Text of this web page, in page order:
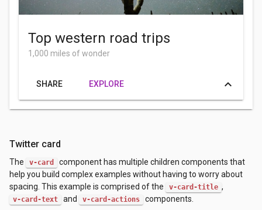
Top western road trips
1,000 miles of wonder
SHARE EXPLORE keyboard_arrow_up
Twitter card
The v-card
component has multiple children components that
help you build complex examples without having to worry about
spacing. This example is comprised of the
v-card-title ,
v-card-text and v-card-actions components.